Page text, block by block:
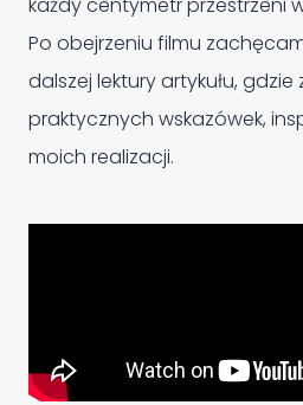
Po obejrzeniu filmu
dalszej lektury artykułu,
praktycznych wskazówek,
moich realizacji.